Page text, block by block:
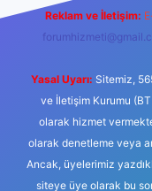
Reklam ve İletişim:
Yasal Uyarı: Sitemiz,
ve İletişim Kurumu
olarak hizmet
olarak denetleme veya
Ancak, üyelerimiz
siteye üye olarak bu